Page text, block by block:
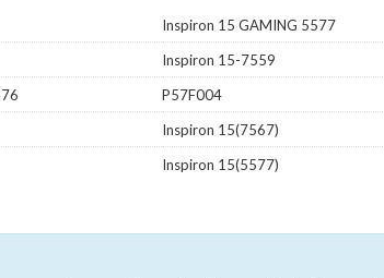
Inspiron 15 GAMING 5577
Inspiron 15-7559
P57F004
Inspiron 15(7567)
Inspiron 15(5577)